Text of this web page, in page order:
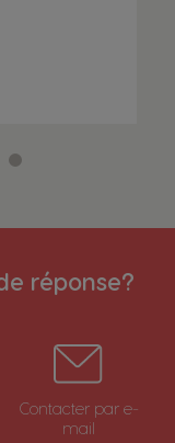
réponse?
Contacter par e-
mail
Chile
Costa Rica
Spanish